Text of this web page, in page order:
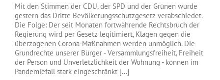
beschlossen?
Jetzt
kämpfen
wir
erst
recht!
+++
Mit den Stimmen der CDU, der SPD und der Grünen wurde
gestern das Dritte Bevölkerungsschutzgesetz verabschiedet.
Die Folge: Der seit Monaten fortwährende Rechtsbruch der
Regierung wird per Gesetz legitimiert, Klagen gegen die
überzogenen Corona-Maßnahmen werden unmöglich. Die
Grundrechte unserer Bürger - Versammlungsfreiheit, Freiheit
der Person und Unverletzlichkeit der Wohnung - können im
Pandemiefall stark eingeschränkt [...]